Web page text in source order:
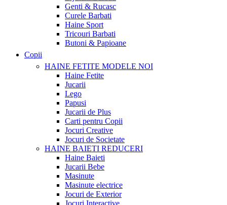
Genti & Rucasc
Curele Barbati
Haine Sport
Tricouri Barbati
Butoni & Papioane
Copii
HAINE FETITE MODELE NOI
Haine Fetite
Jucarii
Lego
Papusi
Jucarii de Plus
Carti pentru Copii
Jocuri Creative
Jocuri de Societate
HAINE BAIETI REDUCERI
Haine Baieti
Jucarii Bebe
Masinute
Masinute electrice
Jocuri de Exterior
Jocuri Interactive